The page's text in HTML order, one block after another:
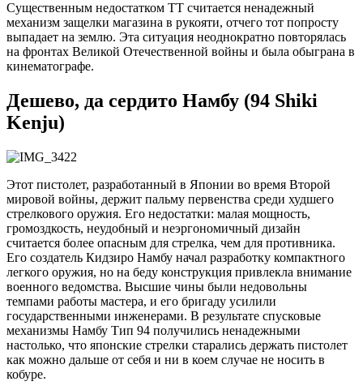
Существенным недостатком ТТ считается ненадежный
механизм защелки магазина в рукояти, отчего тот попросту
выпадает на землю. Эта ситуация неоднократно повторялась
на фронтах Великой Отечественной войны и была обыграна в
кинематографе.
Дешево, да сердито Намбу (94 Shiki
Kenju)
Этот пистолет, разработанный в Японии во время Второй
мировой войны, держит пальму первенства среди худшего
стрелкового оружия. Его недостатки: малая мощность,
громоздкость, неудобный и неэргономичный дизайн
считается более опасным для стрелка, чем для противника.
Его создатель Кидзиро Намбу начал разработку компактного
легкого оружия, но на беду конструкция привлекла внимание
военного ведомства. Высшие чины были недовольны
темпами работы мастера, и его бригаду усилили
государственными инженерами. В результате спусковые
механизмы Намбу Тип 94 получились ненадежными
настолько, что японские стрелки старались держать пистолет
как можно дальше от себя и ни в коем случае не носить в
кобуре.